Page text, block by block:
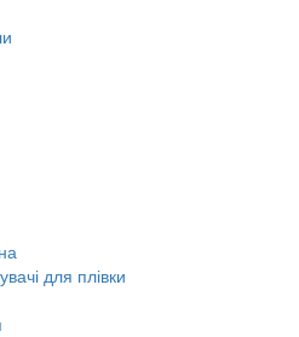
для плівки